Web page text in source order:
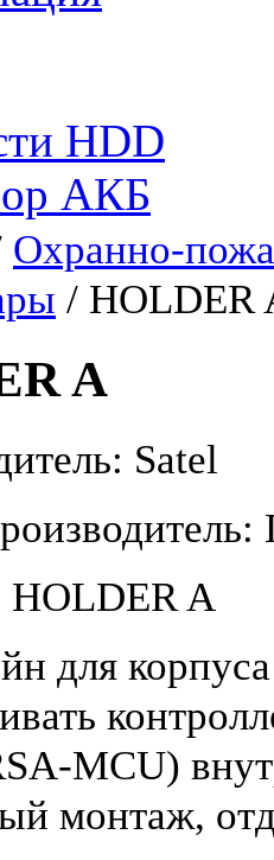
HDD
АКБ
Охранно-
/ HOLDER
A
Satel
HOLDER A
для
MCU)
монтаж,